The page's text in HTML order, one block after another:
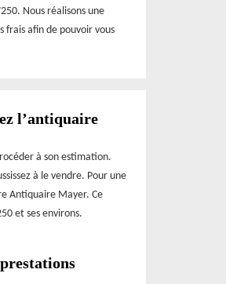
Nous réalisons une
frais afin de pouvoir vous
l’antiquaire
à son estimation.
à le vendre. Pour une
Antiquaire Mayer. Ce
et ses environs.